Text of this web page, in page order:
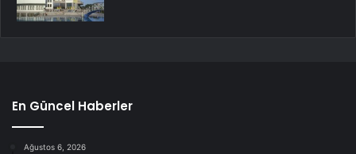
En Güncel Haberler
Ağustos 6, 2026